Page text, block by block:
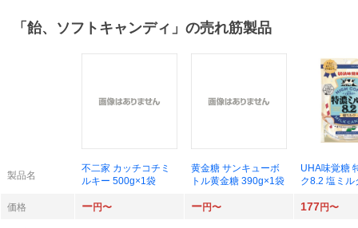
「 飴、ソフトキャンディ 」の売れ筋製品
製品名
不二家 カッチコチミ
ルキー 500g×1袋
黄金糖 サンキューボ
トル黄金糖 390g×1袋
UHA味覚糖
ク8.2 塩ミ
価格
ー円〜 ー円〜 177円〜